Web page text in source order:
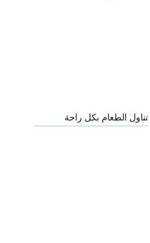
تناول الطعام بكل راحة